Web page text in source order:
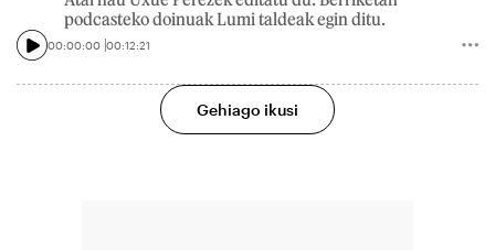
podcasteko doinuak Lumi taldeak egin ditu.
00:00:00 00:12:21
Gehiago ikusi